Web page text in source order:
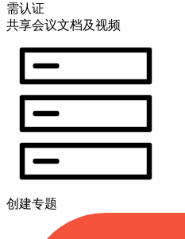
需认证
共享会议文档及视频
创建专题